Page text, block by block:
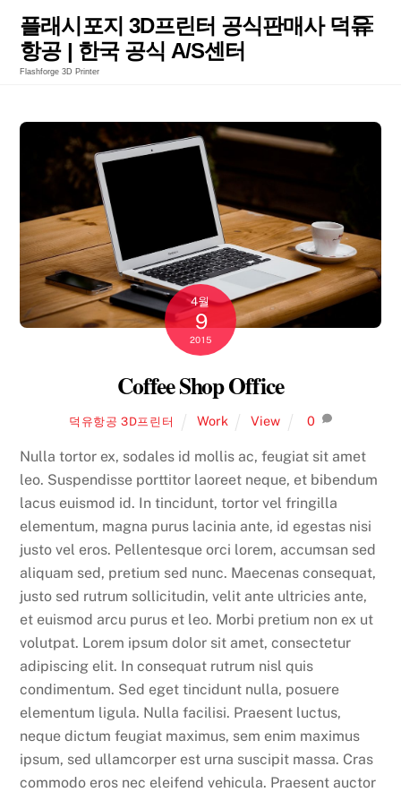
content
플래시포지 3D프린터 공식판매사 덕유
항공 | 한국 공식 A/S센터
Flashforge 3D Printer
4월
9
2015
Coffee Shop Office
덕유항공 3D프린터 Work View 0
Nulla tortor ex, sodales id mollis ac, feugiat sit amet
leo. Suspendisse porttitor laoreet neque, et bibendum
lacus euismod id. In tincidunt, tortor vel fringilla
elementum, magna purus lacinia ante, id egestas nisi
justo vel eros. Pellentesque orci lorem, accumsan sed
aliquam sed, pretium sed nunc. Maecenas consequat,
justo sed rutrum sollicitudin, velit ante ultricies ante,
et euismod arcu purus et leo. Morbi pretium non ex ut
volutpat. Lorem ipsum dolor sit amet, consectetur
adipiscing elit. In consequat rutrum nisl quis
condimentum. Sed eget tincidunt nulla, posuere
elementum ligula. Nulla facilisi. Praesent luctus,
neque dictum feugiat maximus, sem enim maximus
ipsum, sed ullamcorper est urna suscipit massa. Cras
commodo eros nec eleifend vehicula. Praesent auctor